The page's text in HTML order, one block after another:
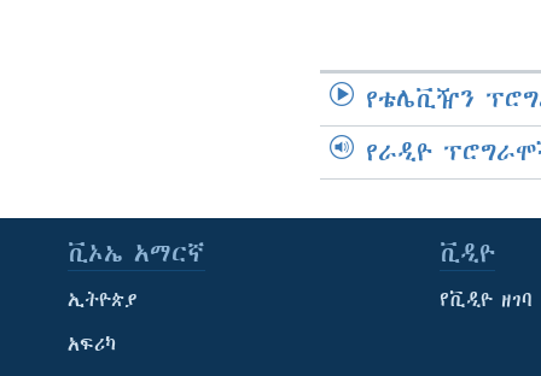
የቴሌቪዥን
የራዲዮ
ቪኦኤ አማርኛ
ኢትዮጵያ
አፍሪካ
ቪዲዮ
የቪዲዮ ዘገባ